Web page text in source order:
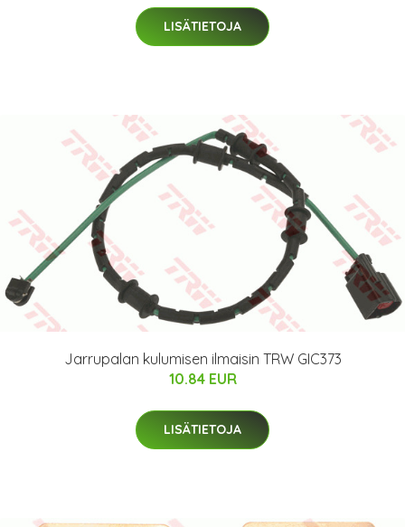
LISÄTIETOJA
Jarrupalan kulumisen ilmaisin TRW GIC373
10.84 EUR
LISÄTIETOJA